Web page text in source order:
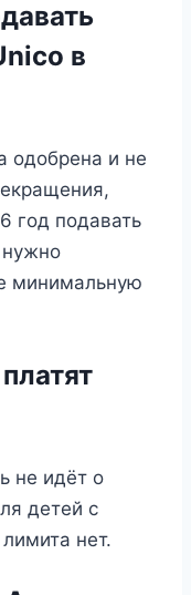
в
одобрена и не
год подавать
нужно
минимальную
не идёт о
детей с
нет.